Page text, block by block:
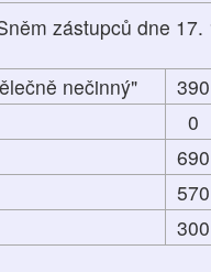
zástupců dne
nečinný"
390
0
690
570
300